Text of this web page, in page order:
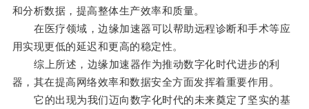
和分析数据，提高整体生产效率和质量。
在医疗领域，边缘加速器可以帮助远程诊断和手术等应
用实现更低的延迟和更高的稳定性。
综上所述，边缘加速器作为推动数字化时代进步的利
器，其在提高网络效率和数据安全方面发挥着重要作用。
它的出现为我们迈向数字化时代的未来奠定了坚实的基